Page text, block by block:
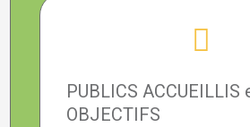
PUBLICS ACCUEILLIS
OBJECTIFS